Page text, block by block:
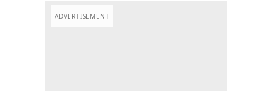
ADVERTISEMENT